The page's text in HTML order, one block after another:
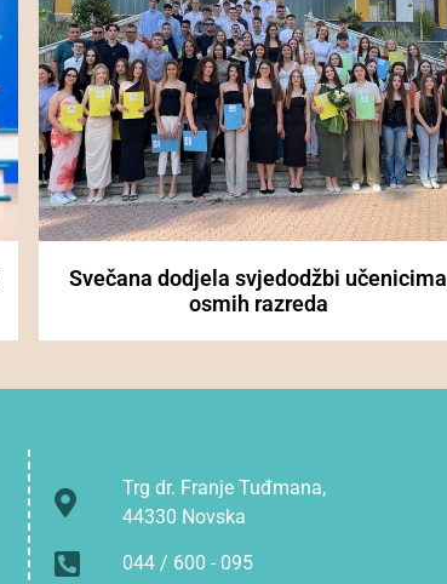
Svečana dodjela svjedodžbi učenicima
osmih razreda
Trg dr. Franje Tuđmana,
44330 Novska
044 / 600 - 095